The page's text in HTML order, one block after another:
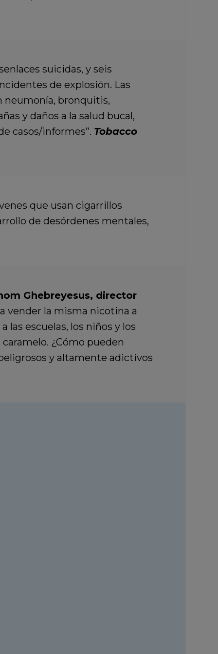
suicidas, y seis
de explosión. Las
neumonía, bronquitis,
y daños a la salud bucal,
casos/informes”. Tobacco
que usan cigarrillos
de desórdenes mentales,
Ghebreyesus, director
vender la misma nicotina a
escuelas, los niños y los
¿Cómo pueden
y altamente adictivos